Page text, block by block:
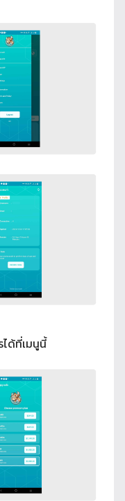
ได้ที่เมนูนี้